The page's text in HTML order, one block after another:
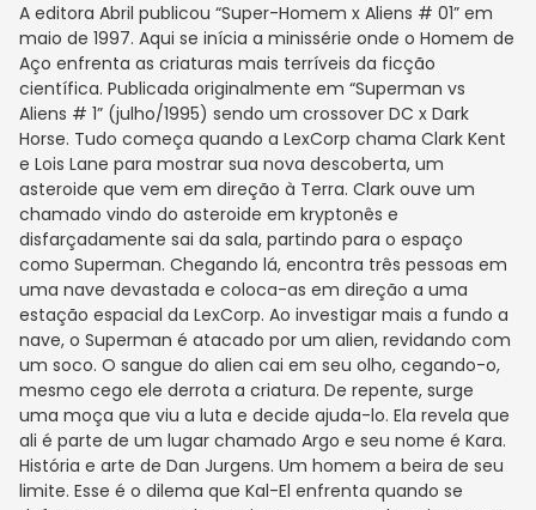
A editora Abril publicou “Super-Homem x Aliens # 01” em
maio de 1997. Aqui se inícia a minissérie onde o Homem de
Aço enfrenta as criaturas mais terríveis da ficção
científica. Publicada originalmente em “Superman vs
Aliens # 1” (julho/1995) sendo um crossover DC x Dark
Horse. Tudo começa quando a LexCorp chama Clark Kent
e Lois Lane para mostrar sua nova descoberta, um
asteroide que vem em direção à Terra. Clark ouve um
chamado vindo do asteroide em kryptonês e
disfarçadamente sai da sala, partindo para o espaço
como Superman. Chegando lá, encontra três pessoas em
uma nave devastada e coloca-as em direção a uma
estação espacial da LexCorp. Ao investigar mais a fundo a
nave, o Superman é atacado por um alien, revidando com
um soco. O sangue do alien cai em seu olho, cegando-o,
mesmo cego ele derrota a criatura. De repente, surge
uma moça que viu a luta e decide ajuda-lo. Ela revela que
ali é parte de um lugar chamado Argo e seu nome é Kara.
História e arte de Dan Jurgens. Um homem a beira de seu
limite. Esse é o dilema que Kal-El enfrenta quando se